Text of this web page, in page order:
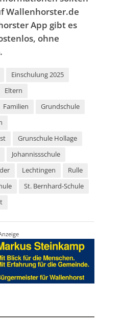
Wallenhorster.de
App gibt es
ohne
Einschulung 2025
Eltern
Familien
Grundschule
Grunschule Hollage
Johannissschule
Lechtingen
Rulle
St. Bernhard-Schule